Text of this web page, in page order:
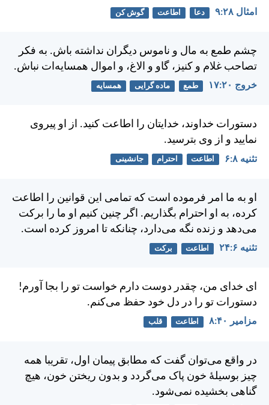
امثال ۲۸:‏۹ دعا اطاعت گوش کن
چشم طمع به مال و ناموس ديگران نداشته باش. به فكر
تصاحب غلام و كنيز، گاو و الاغ، و اموال همسايه‌ات نباش.
خروج ۲۰:‏۱۷ طمع ماده گرایی همسایه
دستورات خداوند، خدايتان را اطاعت كنيد. از او پيروی
نماييد و از وی بترسيد.
تثنيه ۸:‏۶ اطاعت احترام جانشینی
او به ما امر فرموده است كه تمامی اين قوانين را اطاعت
كرده، به او احترام بگذاريم. اگر چنين كنيم او ما را بركت
می‌دهد و زنده نگه می‌دارد، چنانكه تا امروز كرده است.
تثنيه ۶:‏۲۴ اطاعت برکت
ای خدای من، چقدر دوست دارم خواست تو را بجا آورم!
دستورات تو را در دل خود حفظ می‌كنم.
مزامير ۴۰:‏۸ اطاعت قلب
در واقع می‌توان گفت كه مطابق پيمان اول، تقريبا همه
چيز بوسيلهٔ خون پاک می‌گردد و بدون ريختن خون، هيچ
گناهی بخشيده نمی‌شود.